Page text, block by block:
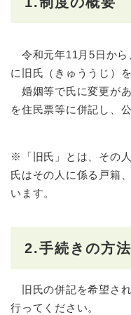
令和元年11月5日から
に旧氏（きゅううじ）
婚姻等で氏に変更が
を住民票等に併記し、
※「旧氏」とは、その
氏はその人に係る戸籍
います。
2.手続きの方法
旧氏の併記を希望さ
行ってください。